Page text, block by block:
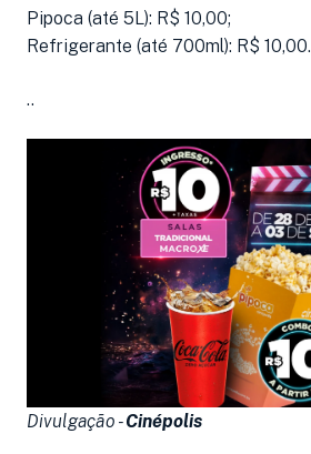
Pipoca (até 5L): R$ 10,00;
Refrigerante (até 700ml): R$ 10,00.
..
Divulgação -Cinépolis